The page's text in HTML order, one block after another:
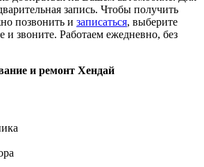
запись. Чтобы получить
позвонить и записаться, выберите
и звоните. Работаем ежедневно, без
и ремонт Хендай